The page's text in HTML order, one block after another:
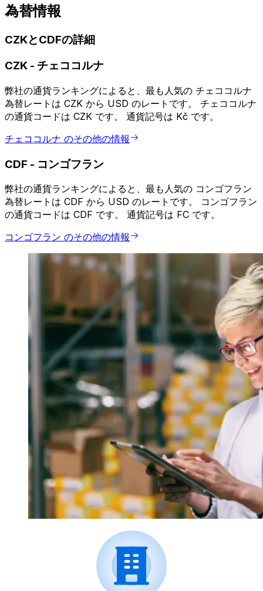
為替情報
CZKとCDFの詳細
CZK - チェココルナ
弊社の通貨ランキングによると、最も人気の チェココルナ
為替レートは CZK から USD のレートです。 チェココルナ
の通貨コードは CZK です。 通貨記号は Kč です。
チェココルナ のその他の情報
CDF - コンゴフラン
弊社の通貨ランキングによると、最も人気の コンゴフラン
為替レートは CDF から USD のレートです。 コンゴフラン
の通貨コードは CDF です。 通貨記号は FC です。
コンゴフラン のその他の情報